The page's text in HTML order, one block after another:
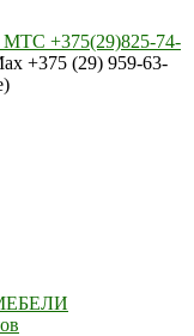
МТС +375(29)825-74-
+375 (29) 959-63-